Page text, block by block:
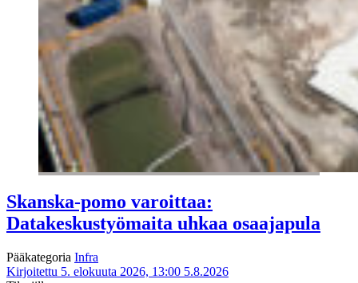
Skanska-pomo varoittaa:
Datakeskustyömaita uhkaa osaajapula
Pääkategoria Infra
Kirjoitettu 5. elokuuta 2026, 13:00 5.8.2026